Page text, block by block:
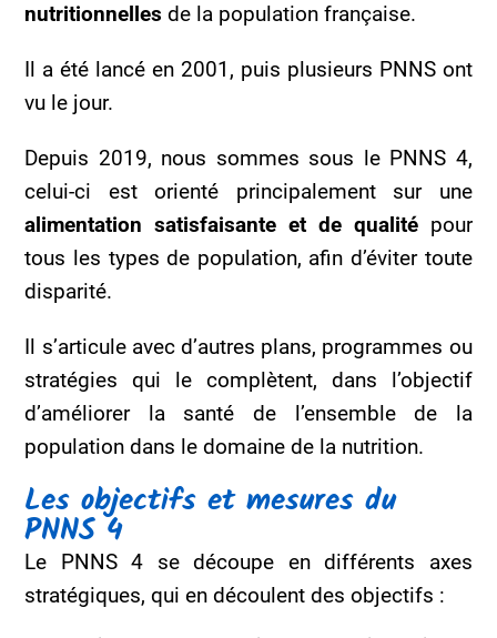
nutritionnelles de la population française.
Il a été lancé en 2001, puis plusieurs PNNS ont
vu le jour.
Depuis 2019, nous sommes sous le PNNS 4,
celui-ci est orienté principalement sur une
alimentation satisfaisante et de qualitépour
tous les types de population, afin d’éviter toute
disparité.
Il s’articule avec d’autres plans, programmes ou
stratégies qui le complètent, dans l’objectif
d’améliorer la santé de l’ensemble de la
population dans le domaine de la nutrition.
Les objectifset mesuresdu
PNNS 4
Le PNNS 4 se découpe en différents axes
stratégiques, qui en découlent des objectifs :